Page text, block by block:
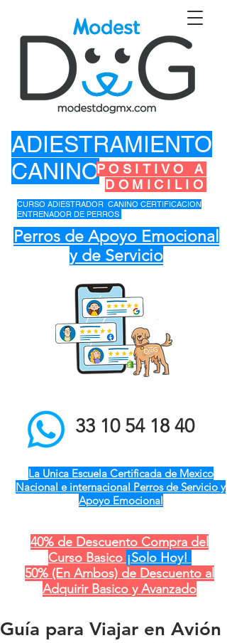
ADIESTRAMIENTO
CANINOPOSITIVO A
DOMICILIO
Perros de Apoyo Emocional
y de Servicio
el mejor entrenador de
perros a domicilio qro ver
pue gdl cdmx mty cdmx
modest dog adiestramiento
33 10 54 18 40
La Unica Escuela Certificada de Mexico
Nacional e internacional Perros de Servicio y
Apoyo Emocional
40% de Descuento Compra del
Curso Basico ¡Solo Hoy!
50% (En Ambos) de Descuento al
Adquirir Basico y Avanzado
CURSO ADIESTRADOR CANINO CERTIFICACION
ENTRENADOR DE PERROS
Guía para Viajar en Avión